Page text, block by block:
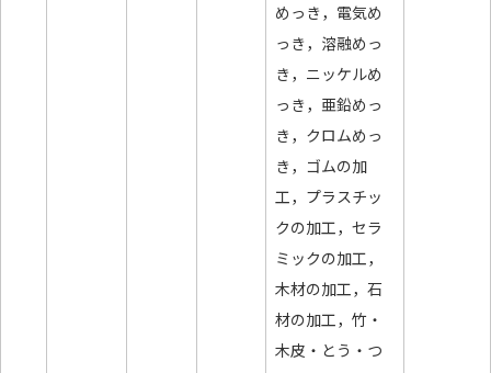
めっき，電気め
っき，溶融めっ
き，ニッケルめ
っき，亜鉛めっ
き，クロムめっ
き，ゴムの加
工，プラスチッ
クの加工，セラ
ミックの加工，
木材の加工，石
材の加工，竹・
木皮・とう・つ